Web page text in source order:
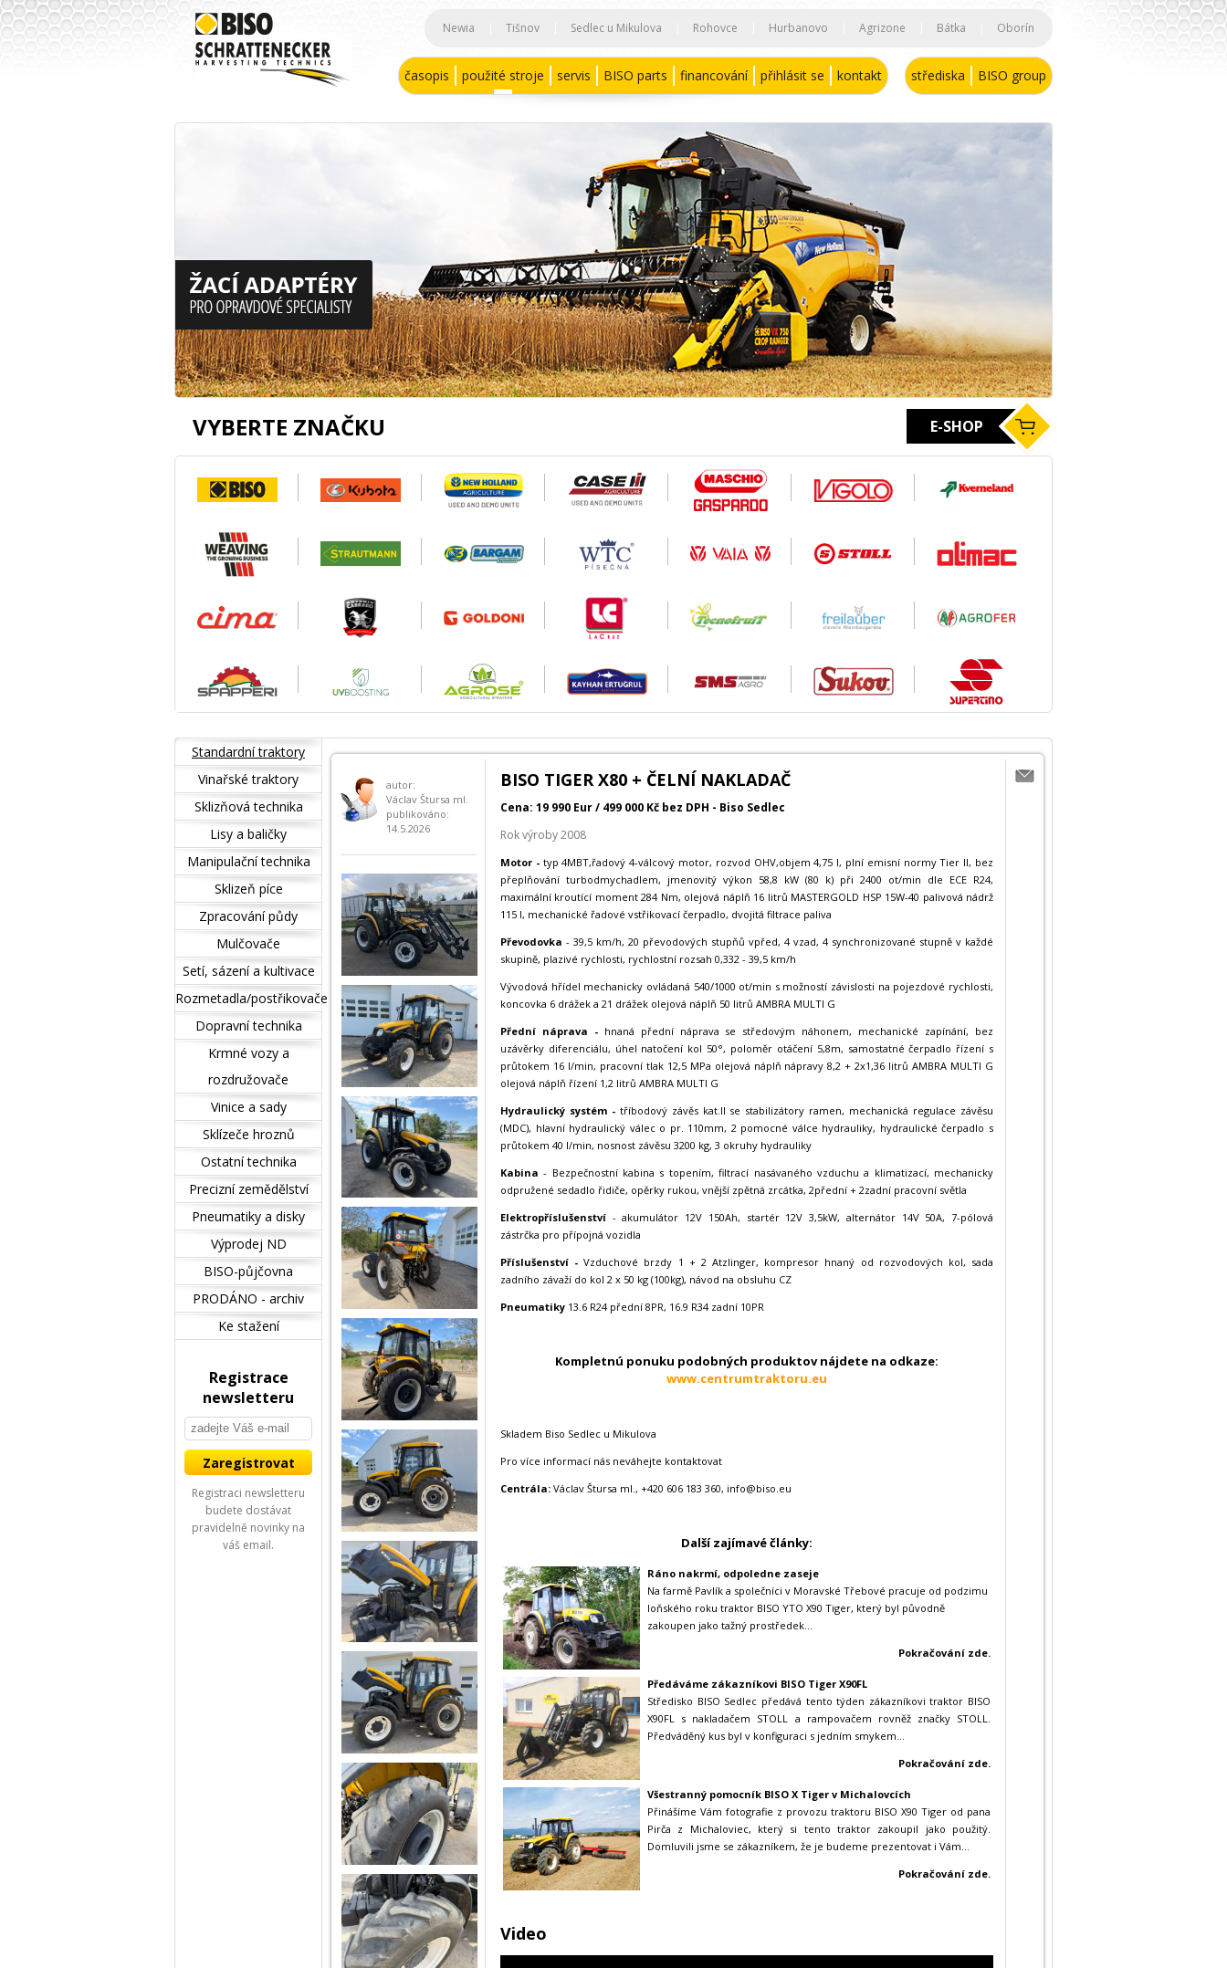
Newia Tišnov Sedlec u Mikulova Rohovce Hurbanovo Agrizone Bátka Oborín
střediska BISO group
časopis použité stroje servis BISO parts financování přihlásit se kontakt
VYBERTE ZNAČKU E-SHOP
autor:
Václav Štursa ml.
publikováno:
14.5.2026
BISO TIGER X80 + ČELNÍ NAKLADAČ
Cena: 19 990 Eur / 499 000 Kč bez DPH - Biso Sedlec
Rok výroby 2008
Motor - typ 4MBT,řadový 4-válcový motor, rozvod OHV,objem 4,75 l, plní emisní normy Tier II, bez
přeplňování turbodmychadlem, jmenovitý výkon 58,8 kW (80 k) při 2400 ot/min dle ECE R24,
maximální kroutící moment 284 Nm, olejová náplň 16 litrů MASTERGOLD HSP 15W-40 palivová nádrž
115 l, mechanické řadové vstřikovací čerpadlo, dvojitá filtrace paliva
Převodovka - 39,5 km/h, 20 převodových stupňů vpřed, 4 vzad, 4 synchronizované stupně v každé
skupině, plazivé rychlosti, rychlostní rozsah 0,332 - 39,5 km/h
Vývodová hřídel mechanicky ovládaná 540/1000 ot/min s možností závislosti na pojezdové rychlosti,
koncovka 6 drážek a 21 drážek olejová náplň 50 litrů AMBRA MULTI G
Přední náprava - hnaná přední náprava se středovým náhonem, mechanické zapínání, bez
uzávěrky diferenciálu, úhel natočení kol 50°, poloměr otáčení 5,8m, samostatné čerpadlo řízení s
průtokem 16 l/min, pracovní tlak 12,5 MPa olejová náplň nápravy 8,2 + 2x1,36 litrů AMBRA MULTI G
olejová náplň řízení 1,2 litrů AMBRA MULTI G
Hydraulický systém -tříbodový závěs kat.II se stabilizátory ramen, mechanická regulace závěsu
(MDC), hlavní hydraulický válec o pr. 110mm, 2 pomocné válce hydrauliky, hydraulické čerpadlo s
průtokem 40 l/min, nosnost závěsu 3200 kg, 3 okruhy hydrauliky
Kabina - Bezpečnostní kabina s topením, filtrací nasávaného vzduchu a klimatizací, mechanicky
odpružené sedadlo řidiče, opěrky rukou, vnější zpětná zrcátka, 2přední + 2zadní pracovní světla
Elektropříslušenství - akumulátor 12V 150Ah, startér 12V 3,5kW, alternátor 14V 50A, 7-pólová
zástrčka pro přípojná vozidla
Příslušenství -Vzduchové brzdy 1 + 2 Atzlinger, kompresor hnaný od rozvodových kol, sada
zadního závaží do kol 2 x 50 kg (100kg), návod na obsluhu CZ
Pneumatiky 13.6 R24 přední 8PR, 16.9 R34 zadní 10PR
Kompletnú ponuku podobných produktov nájdete na odkaze:
www.centrumtraktoru.eu
Skladem Biso Sedlec u Mikulova
Pro více informací nás neváhejte kontaktovat
Centrála: Václav Štursa ml., +420 606 183 360, info@biso.eu
Další zajímavé články:
Ráno nakrmí, odpoledne zaseje
Na farmě Pavlík a společníci v Moravské Třebové pracuje od podzimu
loňského roku traktor BISO YTO X90 Tiger, který byl původně
zakoupen jako tažný prostředek...
Pokračování zde.
Předáváme zákazníkovi BISO Tiger X90FL
Středisko BISO Sedlec předává tento týden zákazníkovi traktor BISO
X90FL s nakladačem STOLL a rampovačem rovněž značky STOLL.
Předváděný kus byl v konfiguraci s jedním smykem...
Pokračování zde.
Všestranný pomocník BISO X Tiger v Michalovcích
Přinášíme Vám fotografie z provozu traktoru BISO X90 Tiger od pana
Pirča z Michaloviec, který si tento traktor zakoupil jako použitý.
Domluvili jsme se zákazníkem, že je budeme prezentovat i Vám...
Pokračování zde.
Video
Standardní traktory
Vinařské traktory
Sklizňová technika
Lisy a baličky
Manipulační technika
Sklizeň píce
Zpracování půdy
Mulčovače
Setí, sázení a kultivace
Rozmetadla/postřikovače
Dopravní technika
Krmné vozy a
rozdružovače
Vinice a sady
Sklízeče hroznů
Ostatní technika
Precizní zemědělství
Pneumatiky a disky
Výprodej ND
BISO-půjčovna
PRODÁNO - archiv
Ke stažení
Registrace
newsletteru
Registraci newsletteru
budete dostávat
pravidelně novinky na
váš email.